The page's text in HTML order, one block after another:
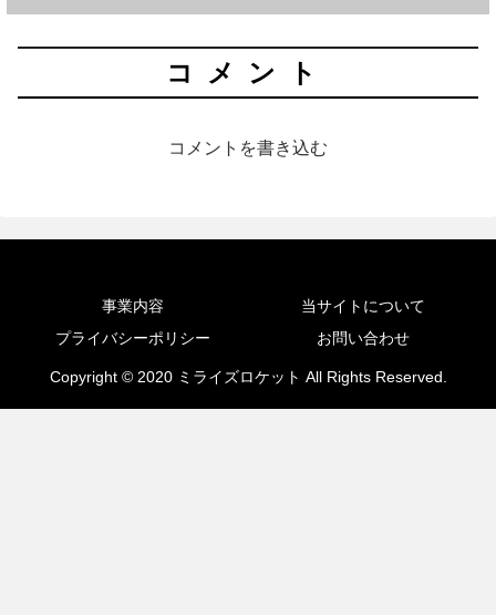
コメント
コメントを書き込む
事業内容
当サイトについて
プライバシーポリシー
お問い合わせ
Copyright © 2020 ミライズロケット All Rights Reserved.